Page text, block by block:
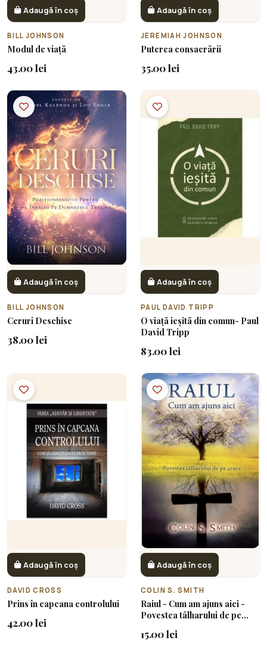
Adaugă în coș
BILL JOHNSON
Modul de viață
43.00 lei
Adaugă în coș
JEREMIAH JOHNSON
Puterea consacrării
35.00 lei
Adaugă în coș
BILL JOHNSON
Ceruri Deschise
38.00 lei
Adaugă în coș
PAUL DAVID TRIPP
O viață ieșită din comun- Paul
David Tripp
83.00 lei
Adaugă în coș
DAVID CROSS
Prins în capcana controlului
42.00 lei
Adaugă în coș
COLIN S. SMITH
Raiul - Cum am ajuns aici -
Povestea tâlharului de pe
15.00 lei